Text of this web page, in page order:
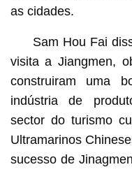
as cidades.
Sam Hou Fai
visita a Jiangmen,
construiram uma
indústria de
sector do turismo
Ultramarinos
sucesso de